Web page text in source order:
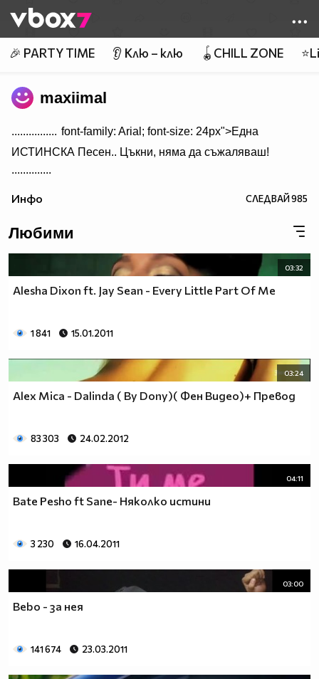
👾
🎉 PARTY TIME 👂 Клю – клю 🪀CHILL ZONE
maxiimal
................ font-family: Arial; font-size: 24px">Една
ИСТИНСКА Песен.. Цъкни, няма да съжаляваш!
..............
Инфо СЛЕДВАЙ985
Любими
03:32
Alesha Dixon ft. Jay Sean - Every Little Part Of Me
1 841 15.01.2011
03:24
Alex Mica - Dalinda ( By Dony)( Фен Видео)+ Превод
83 303 24.02.2012
04:11
Bate Pesho ft Sane- Няколко истини
3 230 16.04.2011
03:00
Bebo - за нея
141 674 23.03.2011